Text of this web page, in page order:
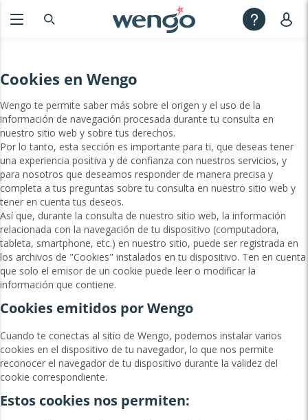
Cookies en Wengo
Wengo te permite saber más sobre el origen y el uso de la
información de navegación procesada durante tu consulta en
nuestro sitio web y sobre tus derechos.
Por lo tanto, esta sección es importante para ti, que deseas tener
una experiencia positiva y de confianza con nuestros servicios, y
para nosotros que deseamos responder de manera precisa y
completa a tus preguntas sobre tu consulta en nuestro sitio web y
tener en cuenta tus deseos.
Así que, durante la consulta de nuestro sitio web, la información
relacionada con la navegación de tu dispositivo (computadora,
tableta, smartphone, etc.) en nuestro sitio, puede ser registrada en
los archivos de "Cookies" instalados en tu dispositivo. Ten en cuenta
que solo el emisor de un cookie puede leer o modificar la
información que contiene.
Cookies emitidos por Wengo
Cuando te conectas al sitio de Wengo, podemos instalar varios
cookies en el dispositivo de tu navegador, lo que nos permite
reconocer el navegador de tu dispositivo durante la validez del
cookie correspondiente.
Estos cookies nos permiten: